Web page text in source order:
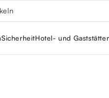
SicherheitHotel- und